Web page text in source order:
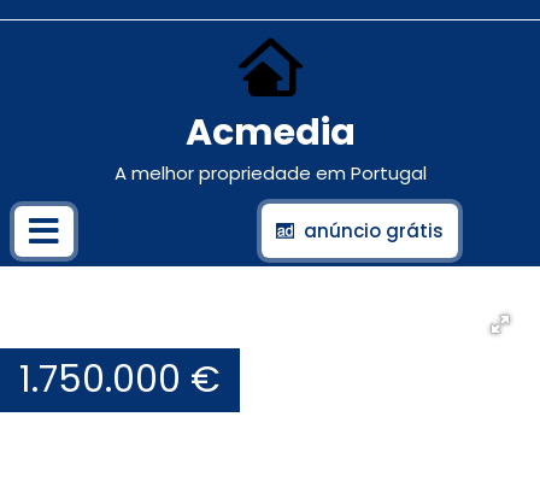
Acmedia
A melhor propriedade em Portugal
anúncio grátis
1.750.000 €